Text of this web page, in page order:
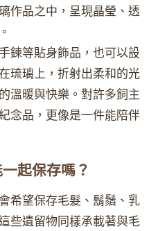
作品之中，呈現晶瑩、透
鍊等貼身飾品，也可以設
琉璃上，折射出柔和的光
溫暖與快樂。對許多飼主
念品，更像是一件能陪伴
起保存嗎？
希望保存毛髮、鬍鬚、乳
些遺留物同樣承載著與毛